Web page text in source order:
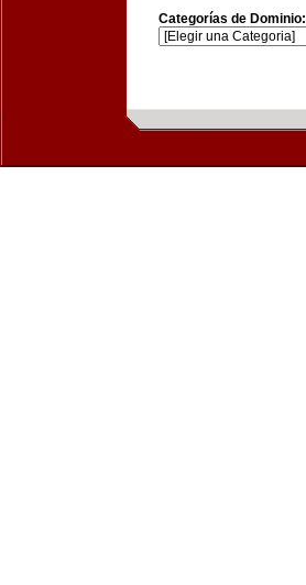
Categorías de Dominio: